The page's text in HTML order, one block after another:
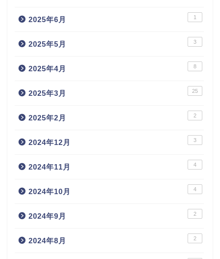
2025年6月 1
2025年5月 3
2025年4月 8
2025年3月 25
2025年2月 2
2024年12月 3
2024年11月 4
2024年10月 4
2024年9月 2
2024年8月 2